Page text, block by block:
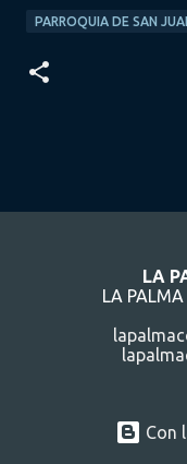
PARROQUIA DE SAN
LA
LA
Con